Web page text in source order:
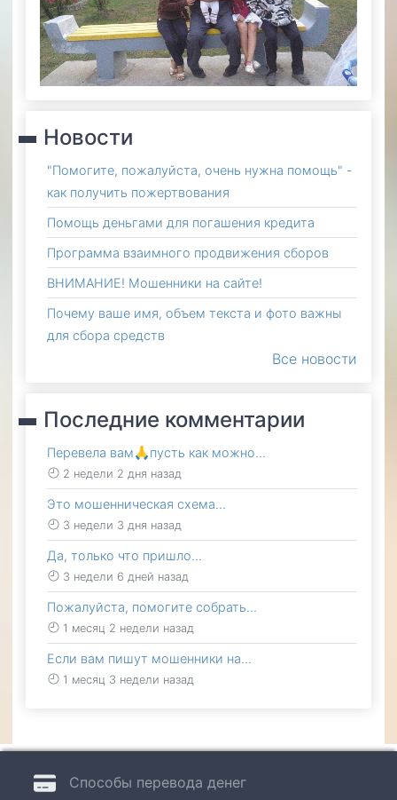
Новости
"Помогите, пожалуйста, очень нужна помощь" -
как получить пожертвования
Помощь деньгами для погашения кредита
Программа взаимного продвижения сборов
ВНИМАНИЕ! Мошенники на сайте!
Почему ваше имя, объем текста и фото важны
для сбора средств
Все новости
Последние комментарии
Перевела вам🙏пусть как можно…
2 недели 2 дня назад
Это мошенническая схема…
3 недели 3 дня назад
Да, только что пришло…
3 недели 6 дней назад
Пожалуйста, помогите собрать…
1 месяц 2 недели назад
Если вам пишут мошенники на…
1 месяц 3 недели назад
Способы перевода денег